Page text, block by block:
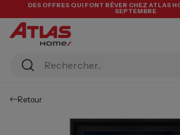
DES OFFRES QUI FONT RÊVER CHEZ ATLAS
SEPTEMBRE
Retour